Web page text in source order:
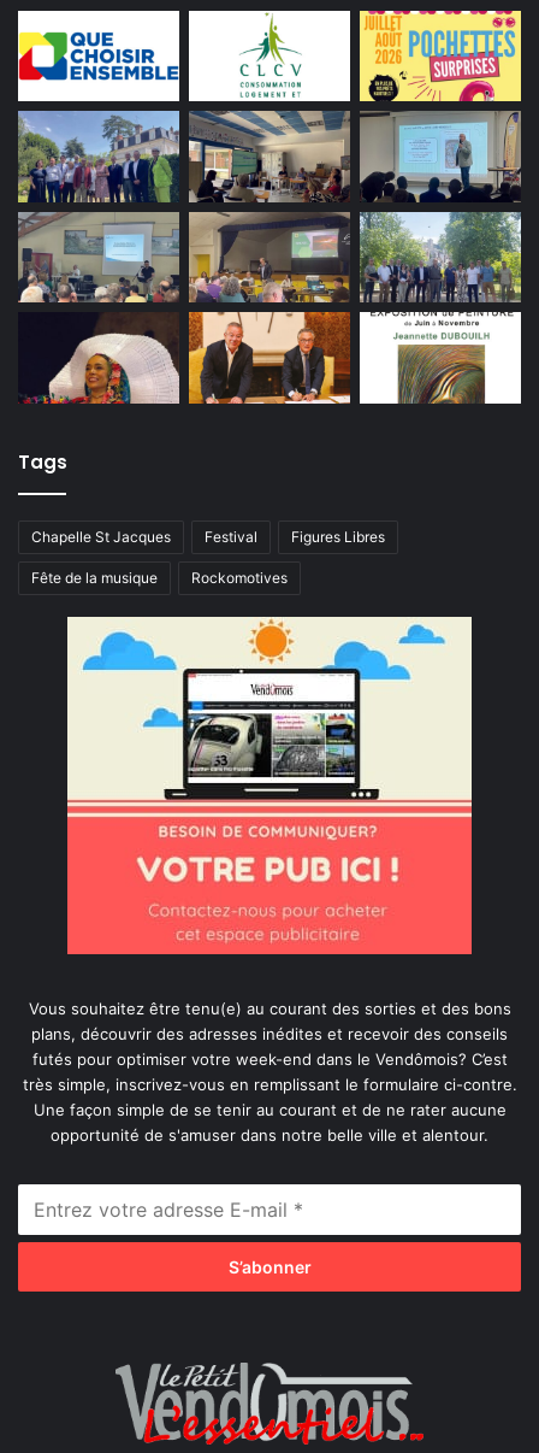
Tags
Chapelle St Jacques Festival Figures Libres
Fête de la musique Rockomotives
Vous souhaitez être tenu(e) au courant des sorties et des bons
plans, découvrir des adresses inédites et recevoir des conseils
futés pour optimiser votre week-end dans le Vendômois? C’est
très simple, inscrivez-vous en remplissant le formulaire ci-contre.
Une façon simple de se tenir au courant et de ne rater aucune
opportunité de s'amuser dans notre belle ville et alentour.